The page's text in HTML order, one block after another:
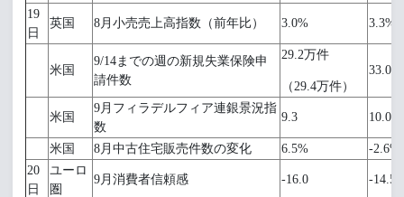
19
日
英国 8月小売売上高指数（前年比） 3.0% 3.3%
米国
9/14までの週の新規失業保険申
請件数
29.2万件
（29.4万件）
33.0
米国
9月フィラデルフィア連銀景況指
数
9.3 10.0
米国 8月中古住宅販売件数の変化 6.5%
-2.6%
20
日
ユーロ
圏
9月消費者信頼感 -16.0 -14.5